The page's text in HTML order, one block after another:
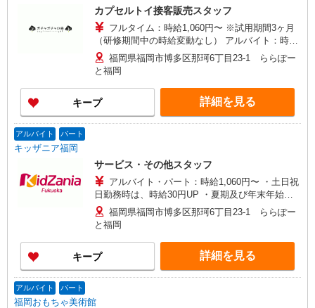
カプセルトイ接客販売スタッフ
フルタイム：時給1,060円〜 ※試用期間3ヶ月
（研修期間中の時給変動なし） アルバイト：時給
1,060円〜 ※試用期間1ヶ月（同条件）
福岡県福岡市博多区那珂6丁目23-1 ららぽー
と福岡
キープ 詳細を見る
アルバイト パート
キッザニア福岡
サービス・その他スタッフ
アルバイト・パート：時給1,060円〜 ・土日祝
日勤務時は、時給30円UP ・夏期及び年末年始手
当あり ・交通費全額支給 ・社会保険あり ・早朝
勤務（7:00am〜8:00am）は時給100円UP ・昇給
制度 ・各種手当
福岡県福岡市博多区那珂6丁目23-1 ららぽー
と福岡
キープ 詳細を見る
アルバイト パート
福岡おもちゃ美術館